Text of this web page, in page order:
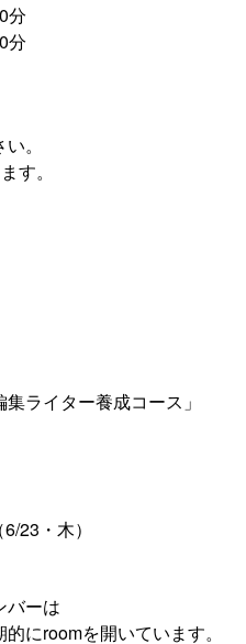
分
分
。
す。
ライター養成コース」
23・木）
バーは
にroomを開いています。